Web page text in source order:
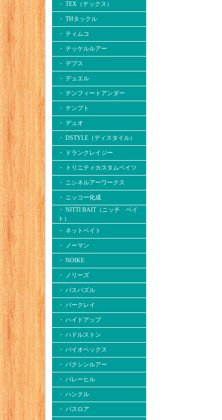
・ TEX（テックス）
・ THタックル
・ ティムコ
・ テッケルルアー
・ デプス
・ デュエル
・ テンフィートアンダー
・ テンプト
・ デュオ
・ DSTYLE（ディスタイル）
・ ドランクレイジー
・ トリニティカスタムベイツ
・ ニシネルアーワークス
・ ニッコー化成
・ NITTI BAIT（ニッチ ベイ
ト）
・ ネットベイト
・ ノーマン
・ NOIKE
・ ノリーズ
・ バスパズル
・ バークレイ
・ ハイドアップ
・ ハドルストン
・ バイオベックス
・ バクシンルアー
・ バレーヒル
・ ハンクル
・ バスロア